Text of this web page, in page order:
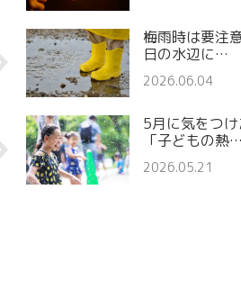
梅雨時は要注
日の水辺に…
2026.06.04
5月に気をつ
「子どもの熱…
2026.05.21